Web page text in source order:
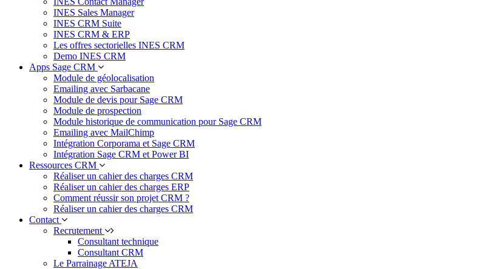
INES Sales Manager
INES CRM Suite
INES CRM & ERP
Les offres sectorielles INES CRM
Demo INES CRM
Apps Sage CRM
Module de géolocalisation
Emailing avec Sarbacane
Module de devis pour Sage CRM
Module de prospection
Module historique de communication pour Sage CRM
Emailing avec MailChimp
Intégration Corporama et Sage CRM
Intégration Sage CRM et Power BI
Ressources CRM
Réaliser un cahier des charges CRM
Réaliser un cahier des charges ERP
Comment réussir son projet CRM ?
Réaliser un cahier des charges CRM
Contact
Recrutement
Consultant technique
Consultant CRM
Le Parrainage ATEJA